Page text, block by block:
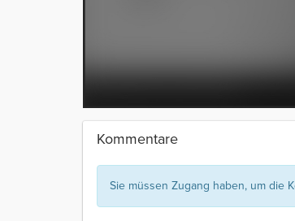
Kommentare
Sie müssen Zugang haben, um die